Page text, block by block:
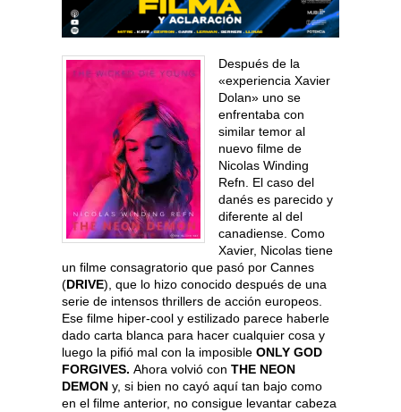
Después de la
«experiencia Xavier
Dolan» uno se
enfrentaba con
similar temor al
nuevo filme de
Nicolas Winding
Refn. El caso del
danés es parecido y
diferente al del
canadiense. Como
Xavier, Nicolas tiene
un filme consagratorio que pasó por Cannes
(DRIVE), que lo hizo conocido después de una
serie de intensos thrillers de acción europeos.
Ese filme hiper-cool y estilizado parece haberle
dado carta blanca para hacer cualquier cosa y
luego la pifió mal con la imposible ONLY GOD
FORGIVES. Ahora volvió con THE NEON
DEMON y, si bien no cayó aquí tan bajo como
en el filme anterior, no consigue levantar cabeza